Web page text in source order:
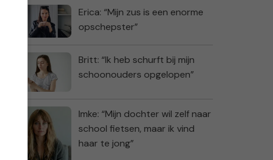
Erica: “Mijn zus is een enorme
opschepster”
Britt: “Ik heb schurft bij mijn
schoonouders opgelopen”
Imke: “Mijn dochter wil zelf naar
school fietsen, maar ik vind
haar te jong”